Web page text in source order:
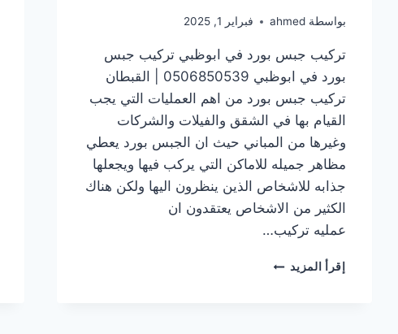
بواسطة ahmed فبراير 1, 2025
تركيب جبس بورد في ابوظبي تركيب جبس
بورد في ابوظبي 0506850539 | القبطان
تركيب جبس بورد من اهم العمليات التي يجب
القيام بها في الشقق والفيلات والشركات
وغيرها من المباني حيث ان الجبس بورد يعطي
مظاهر جميله للاماكن التي يركب فيها ويجعلها
جذابه للاشخاص الذين ينظرون اليها ولكن هناك
الكثير من الاشخاص يعتقدون ان
عمليه تركيب…
إقرأ المزيد تركيب